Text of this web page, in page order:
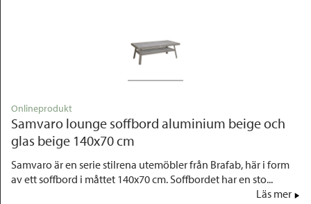
Onlineprodukt
Samvaro lounge soffbord aluminium beige och
glas beige 140x70 cm
Samvaro är en serie stilrena utemöbler från Brafab, här i form
av ett soffbord i måttet 140x70 cm. Soffbordet har en sto...
Läs mer